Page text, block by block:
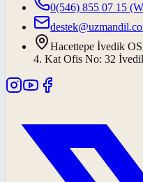
0(546) 855 07 15
Hacettepe İvedik
4. Kat Ofis No: 32